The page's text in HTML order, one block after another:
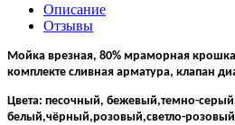
Описание
Отзывы
Мойка врезная, 80% мраморная
комплекте сливная арматура, клапан
Цвета: песочный, бежевый,темно-
белый,чёрный,розовый,светло-